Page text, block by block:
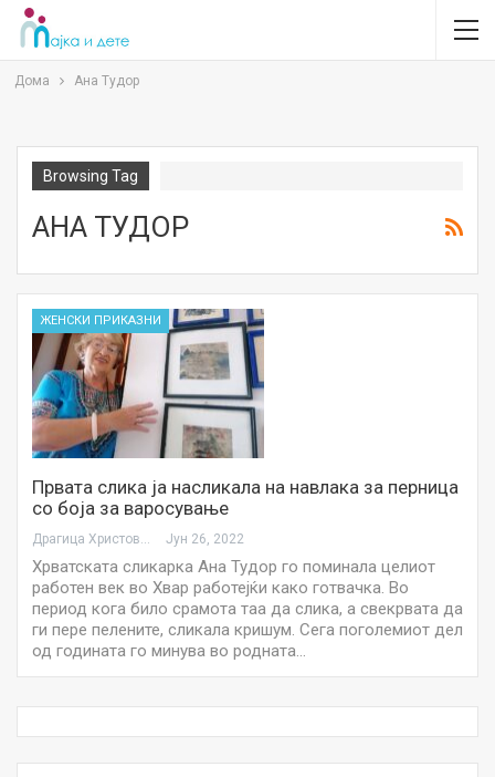
Дома Ана Тудор
Browsing Tag
АНА ТУДОР
ЖЕНСКИ ПРИКАЗНИ
Првата слика ја насликала на навлака за перница
со боја за варосување
Јун 26, 2022
Хрватската сликарка Ана Тудор го поминала целиот
работен век во Хвар работејќи како готвачка. Во
период кога било срамота таа да слика, а свекрвата да
ги пере пелените, сликала кришум. Сега поголемиот дел
од годината го минува во родната…